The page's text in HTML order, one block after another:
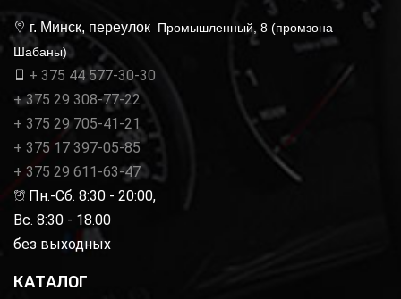
г. Минск, переулок Промышленный, 8 (промзона
Шабаны)
+ 375 44 577-30-30
+ 375 29 308-77-22
+ 375 29 705-41-21
+ 375 17 397-05-85
+ 375 29 611-63-47
Пн.-Сб. 8:30 - 20:00,
Вс. 8:30 - 18.00
без выходных
КАТАЛОГ